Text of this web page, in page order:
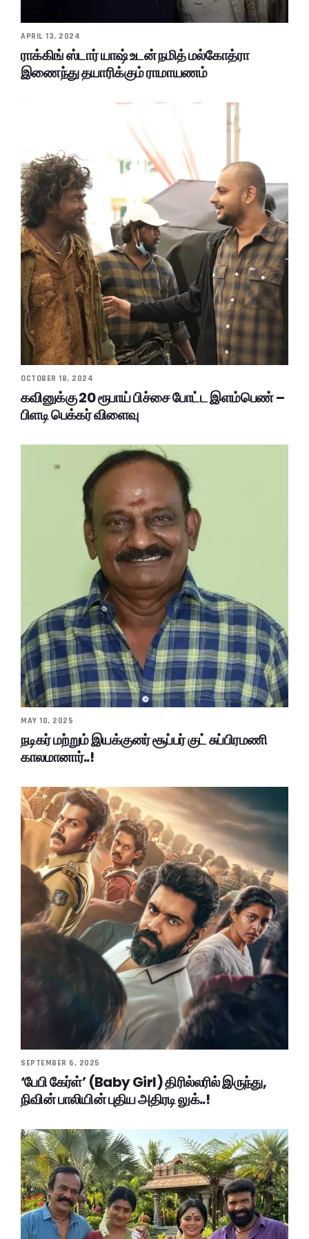
APRIL 13, 2024
ராக்கிங் ஸ்டார் யாஷ் உடன் நமித் மல்கோத்ரா
இணைந்து தயாரிக்கும் ராமாயணம்
OCTOBER 18, 2024
கவினுக்கு 20 ரூபாய் பிச்சை போட்ட இளம்பெண் –
பிளடி பெக்கர் விளைவு
MAY 10, 2025
நடிகர் மற்றும் இயக்குனர் சூப்பர் குட் சுப்பிரமணி
காலமானார்..!
SEPTEMBER 6, 2025
‘பேபி கேர்ள்’ (Baby Girl) திரில்லரில் இருந்து,
நிவின் பாலியின் புதிய அதிரடி லுக்..!